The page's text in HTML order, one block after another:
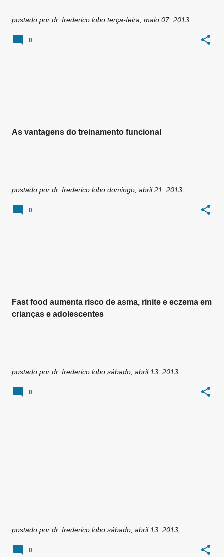
postado por dr. frederico lobo terça-feira, maio 07, 2013
0
As vantagens do treinamento funcional
postado por dr. frederico lobo domingo, abril 21, 2013
0
Fast food aumenta risco de asma, rinite e eczema em
crianças e adolescentes
postado por dr. frederico lobo sábado, abril 13, 2013
0
postado por dr. frederico lobo sábado, abril 13, 2013
0